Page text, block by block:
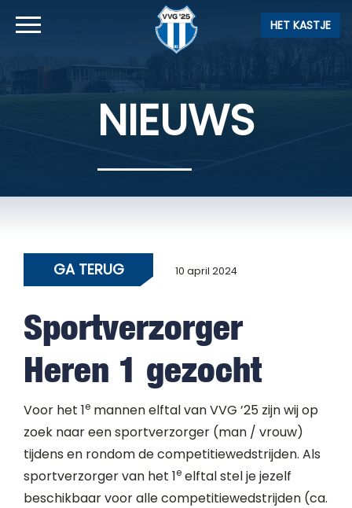
HET KASTJE
NIEUWS
GA TERUG 10 april 2024
Sportverzorger
Heren 1 gezocht
Voor het 1e mannen elftal van VVG ’25 zijn wij op
zoek naar een sportverzorger (man / vrouw)
tijdens en rondom de competitiewedstrijden. Als
sportverzorger van het 1e elftal stel je jezelf
beschikbaar voor alle competitiewedstrijden (ca.